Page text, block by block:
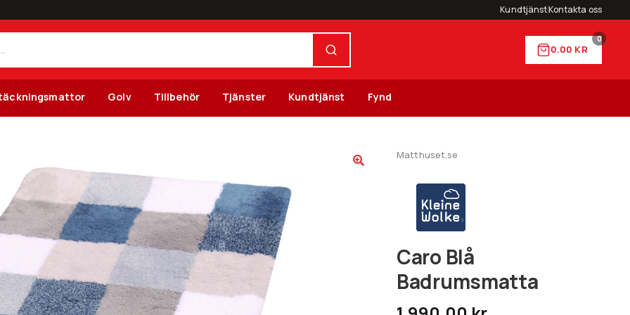
KundtjänstKontakta oss
0.00 KR
0
Golv Tillbehör Tjänster Kundtjänst Fynd
Matthuset.se
Caro Blå
Badrumsmatta